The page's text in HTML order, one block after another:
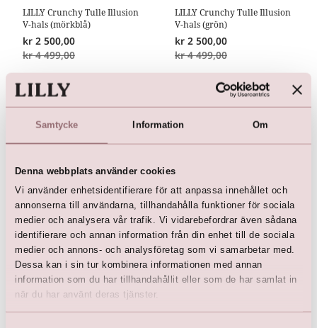
Samtycke Information Om
Denna webbplats använder cookies
Vi använder enhetsidentifierare för att anpassa innehållet och
annonserna till användarna, tillhandahålla funktioner för sociala
medier och analysera vår trafik. Vi vidarebefordrar även sådana
identifierare och annan information från din enhet till de sociala
medier och annons- och analysföretag som vi samarbetar med.
Dessa kan i sin tur kombinera informationen med annan
information som du har tillhandahållit eller som de har samlat in
när du har använt deras tjänster.
LILLY Crunchy Tulle Illusion
V-hals (mörkblå)
kr 2 500,00
kr 4 499,00
LILLY Crunchy Tulle Illusion
V-hals (grön)
kr 2 500,00
kr 4 499,00
LILLY Crunchy Tulle Illusion
V-hals (rosa)
kr 2 500,00
kr 4 499,00